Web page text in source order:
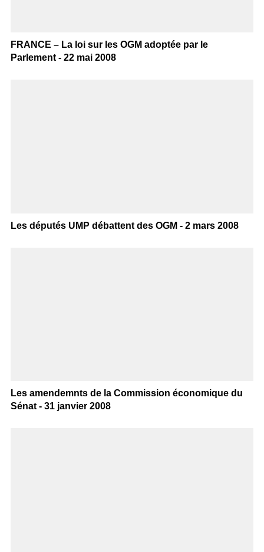
FRANCE – La loi sur les OGM adoptée par le
Parlement - 22 mai 2008
Les députés UMP débattent des OGM - 2 mars 2008
Les amendemnts de la Commission économique du
Sénat - 31 janvier 2008